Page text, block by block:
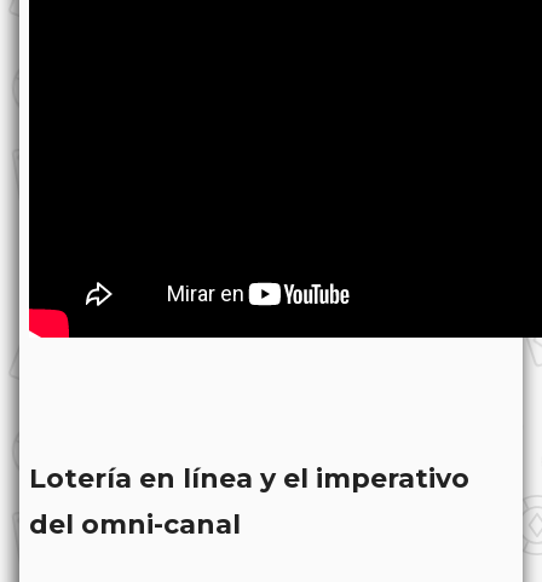
Lotería en línea y el imperativo
del omni-canal